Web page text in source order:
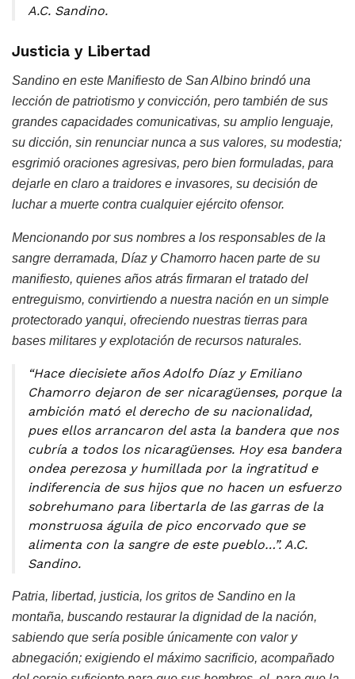
A.C. Sandino.
Justicia y Libertad
Sandino en este Manifiesto de San Albino brindó una
lección de patriotismo y convicción, pero también de sus
grandes capacidades comunicativas, su amplio lenguaje,
su dicción, sin renunciar nunca a sus valores, su modestia;
esgrimió oraciones agresivas, pero bien formuladas, para
dejarle en claro a traidores e invasores, su decisión de
luchar a muerte contra cualquier ejército ofensor.
Mencionando por sus nombres a los responsables de la
sangre derramada, Díaz y Chamorro hacen parte de su
manifiesto, quienes años atrás firmaran el tratado del
entreguismo, convirtiendo a nuestra nación en un simple
protectorado yanqui, ofreciendo nuestras tierras para
bases militares y explotación de recursos naturales.
“Hace diecisiete años Adolfo Díaz y Emiliano
Chamorro dejaron de ser nicaragüenses, porque la
ambición mató el derecho de su nacionalidad,
pues ellos arrancaron del asta la bandera que nos
cubría a todos los nicaragüenses. Hoy esa bandera
ondea perezosa y humillada por la ingratitud e
indiferencia de sus hijos que no hacen un esfuerzo
sobrehumano para libertarla de las garras de la
monstruosa águila de pico encorvado que se
alimenta con la sangre de este pueblo…”. A.C.
Sandino.
Patria, libertad, justicia, los gritos de Sandino en la
montaña, buscando restaurar la dignidad de la nación,
sabiendo que sería posible únicamente con valor y
abnegación; exigiendo el máximo sacrificio, acompañado